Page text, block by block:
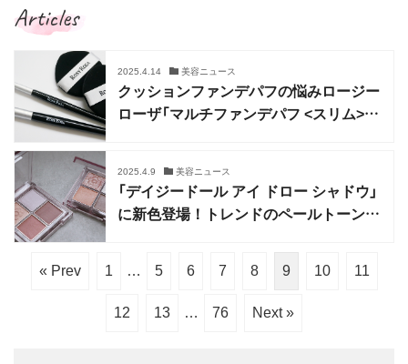
Articles
2025.4.14 美容ニュース
クッションファンデパフの悩みロージー
ローザ「マルチファンデパフ <スリム>」
2025.4.9 美容ニュース
「デイジードール アイ ドロー シャドウ」
に新色登場！トレンドのペールトーンカ
« Prev 1 … 5 6 7 8 9 10 11
12 13 … 76 Next »